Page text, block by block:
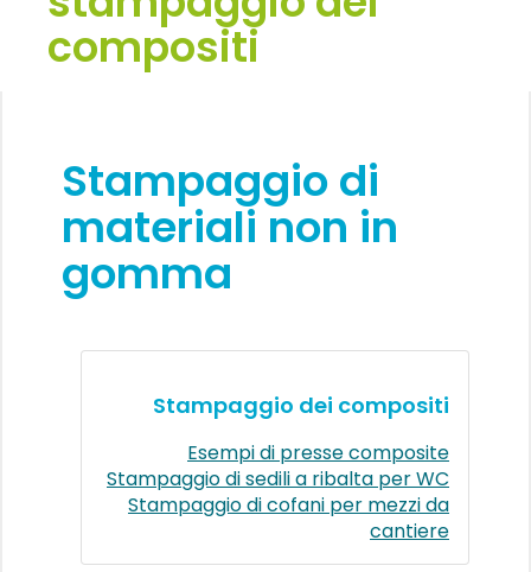
compositi
Stampaggio di
materiali non in
gomma
Stampaggio dei compositi
Esempi di presse composite
Stampaggio di sedili a ribalta per WC
Stampaggio di cofani per mezzi da
cantiere